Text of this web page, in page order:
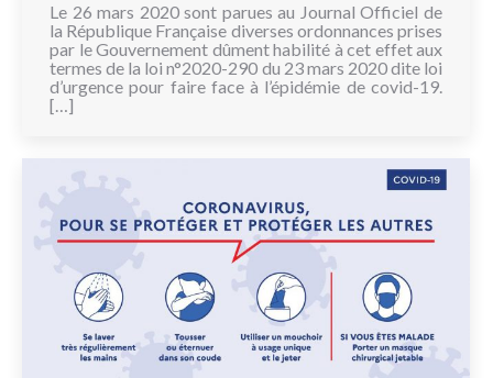
Le 26 mars 2020 sont parues au Journal Officiel de
la République Française diverses ordonnances prises
par le Gouvernement dûment habilité à cet effet aux
termes de la loi n°2020-290 du 23 mars 2020 dite loi
d’urgence pour faire face à l’épidémie de covid-19.
[…]